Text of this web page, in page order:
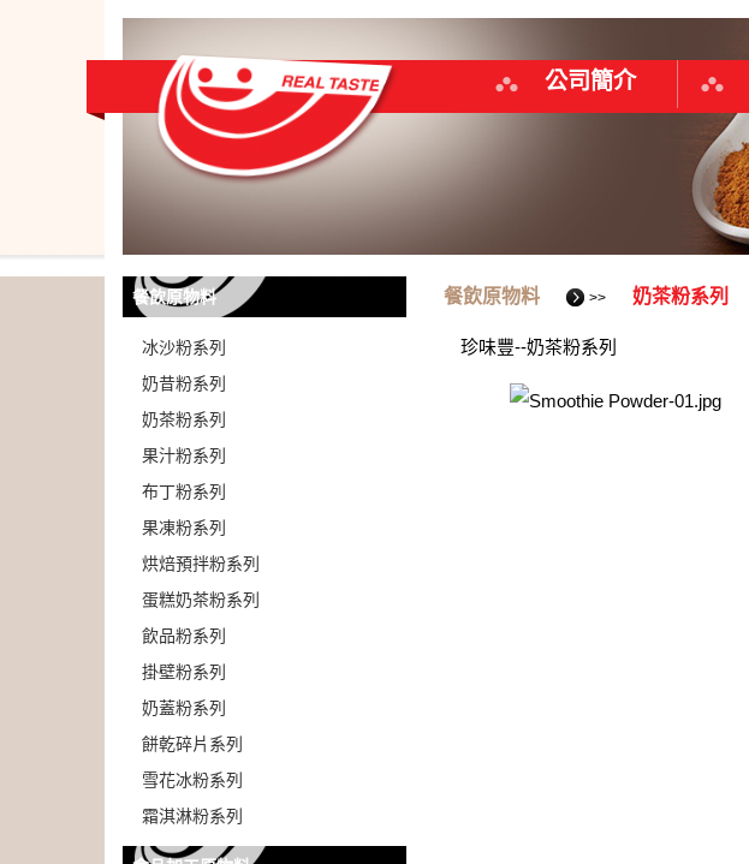
公司簡介
餐飲原物料
冰沙粉系列
奶昔粉系列
奶茶粉系列
果汁粉系列
布丁粉系列
果凍粉系列
烘焙預拌粉系列
蛋糕奶茶粉系列
飲品粉系列
掛壁粉系列
奶蓋粉系列
餅乾碎片系列
雪花冰粉系列
霜淇淋粉系列
餐飲原物料 >> 奶茶粉系列
珍味豐--奶茶粉系列